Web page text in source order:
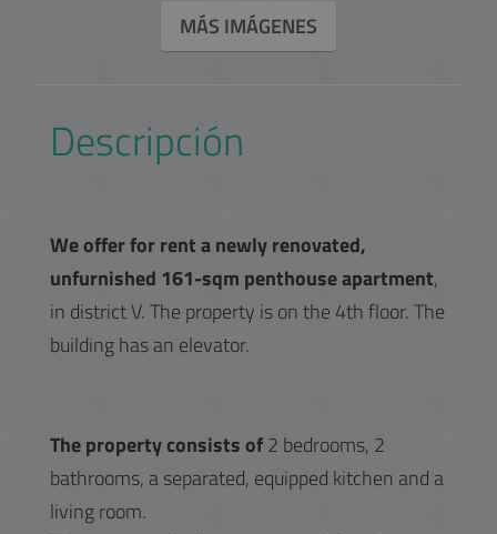
MÁS IMÁGENES
Descripción
We offer for rent a newly renovated,
unfurnished 161-sqm penthouse apartment,
in district V. The property is on the 4th floor. The
building has an elevator.
The property consists of2 bedrooms, 2
bathrooms, a separated, equipped kitchen and a
living room.